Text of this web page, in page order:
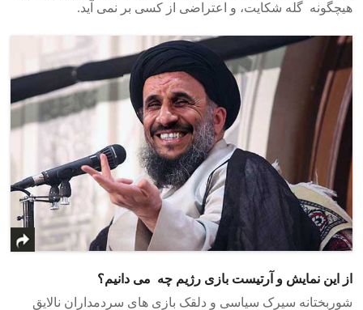
هیچگونه گله شکایت، و اعتراضی از کسی بر نمی آید.
از این نمایش و آرتیست بازی رژیم چه می دانیم؟
شوربختانه سیرک سیاسی و دلقک بازی های سردمداران نالایق